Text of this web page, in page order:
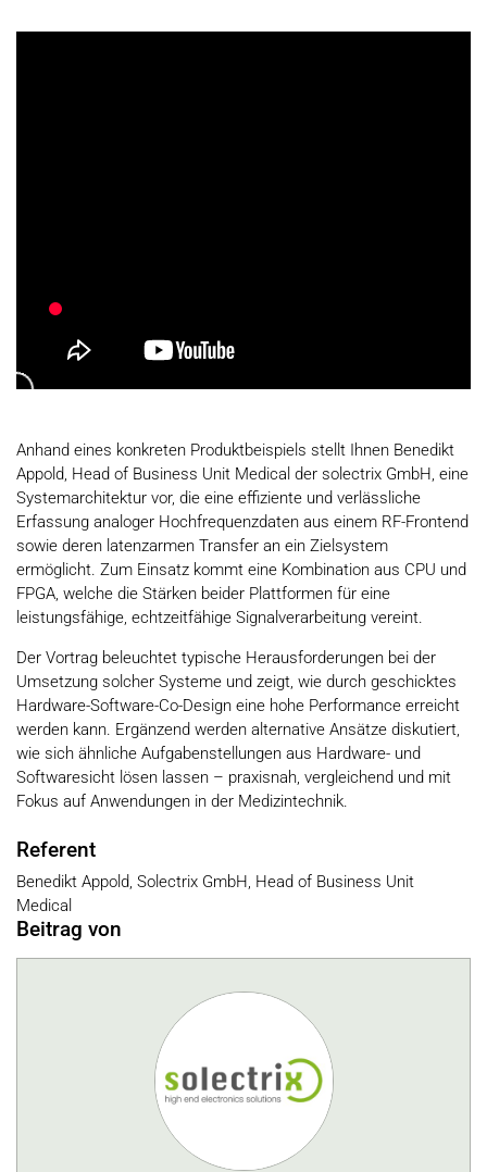
Anhand eines konkreten Produktbeispiels stellt Ihnen Benedikt
Appold, Head of Business Unit Medical der solectrix GmbH, eine
Systemarchitektur vor, die eine effiziente und verlässliche
Erfassung analoger Hochfrequenzdaten aus einem RF-Frontend
sowie deren latenzarmen Transfer an ein Zielsystem
ermöglicht. Zum Einsatz kommt eine Kombination aus CPU und
FPGA, welche die Stärken beider Plattformen für eine
leistungsfähige, echtzeitfähige Signalverarbeitung vereint.
Der Vortrag beleuchtet typische Herausforderungen bei der
Umsetzung solcher Systeme und zeigt, wie durch geschicktes
Hardware-Software-Co-Design eine hohe Performance erreicht
werden kann. Ergänzend werden alternative Ansätze diskutiert,
wie sich ähnliche Aufgabenstellungen aus Hardware- und
Softwaresicht lösen lassen – praxisnah, vergleichend und mit
Fokus auf Anwendungen in der Medizintechnik.
Referent
Benedikt Appold, Solectrix GmbH, Head of Business Unit
Medical
Beitrag von